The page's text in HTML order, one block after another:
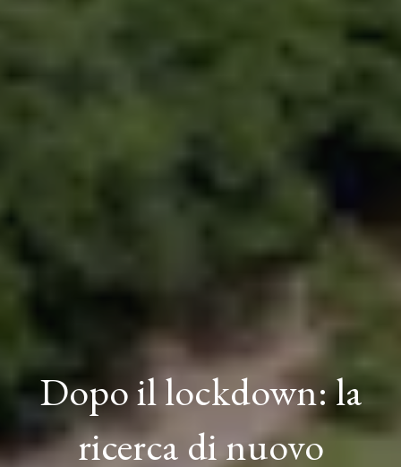
Dopo il lockdown: la
ricerca di nuovo